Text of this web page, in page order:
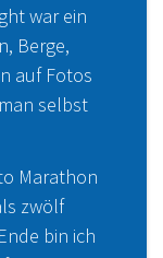
war ein
Berge,
auf Fotos
selbst
Marathon
zwölf
bin ich